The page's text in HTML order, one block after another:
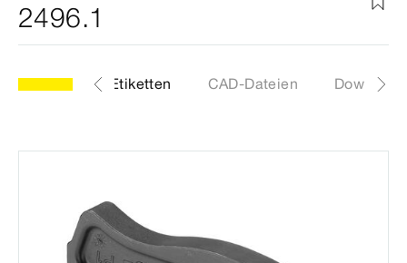
2496.1
Artikel Etiketten CAD-Dateien